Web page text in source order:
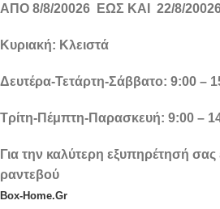
ΑΠΟ 8/8/20026 ΕΩΣ ΚΑΙ 22/8/
Κυριακή: Κλειστά
Δευτέρα-Τετάρτη-Σάββατο: 9:00 –
Τρίτη-Πέμπτη-Παρασκευή: 9:00 –
Για την καλύτερη εξυπηρέτησή σας
ραντεβού
Box-Home.Gr